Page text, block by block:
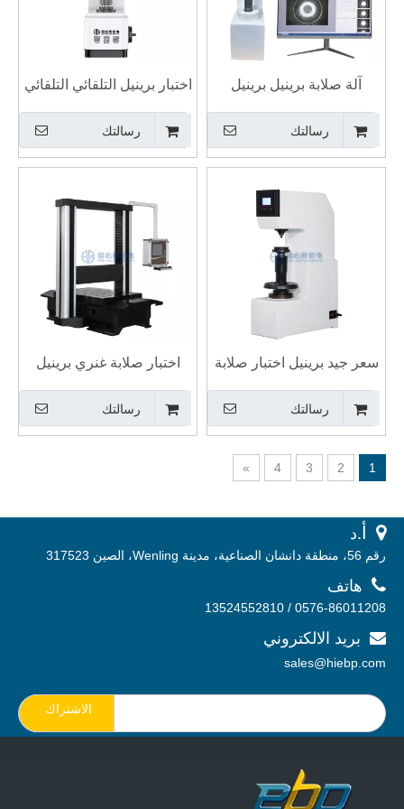
آلة صلابة برينيل برينيل
التلقائية إلى روكويل وفيكرز
رسالتك
اختبار برينيل التلقائي التلقائي
على نطاق واسع التطبيقات
تلبية ISO 6506
رسالتك
سعر جيد برينيل اختبار صلابة
الصيانة سهلة
رسالتك
اختبار صلابة غنري برينيل
رسالتك
1
2
3
4
»
 أ. د
رقم 56، منطقة دانشان الصناعية، مدينة Wenling، الصين 317523
 هاتف
0576-86011208 / 13524552810
 بريد الالكتروني
sales@hiebp.com
الاشتراك